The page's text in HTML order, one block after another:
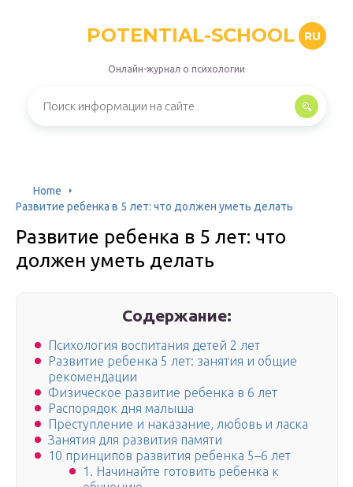
POTENTIAL-SCHOOL RU
Онлайн-журнал о психологии
Home
Развитие ребенка в 5 лет: что должен уметь делать
Развитие ребенка в 5 лет: что
должен уметь делать
Содержание:
Психология воспитания детей 2 лет
Развитие ребенка 5 лет: занятия и общие
рекомендации
Физическое развитие ребенка в 6 лет
Распорядок дня малыша
Преступление и наказание, любовь и ласка
Занятия для развития памяти
10 принципов развития ребенка 5–6 лет
1. Начинайте готовить ребенка к